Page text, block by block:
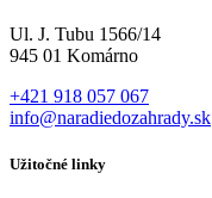
Ul. J. Tubu 1566/14
945 01 Komárno
+421 918 057 067
info@naradiedozahrady.sk
Užitočné linky